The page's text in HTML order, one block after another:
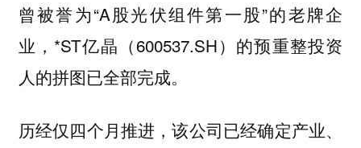
曾被誉为“A股光伏组件第一股”的老牌企
业，*ST亿晶（600537.SH）的预重整投资
人的拼图已全部完成。
历经仅四个月推进，该公司已经确定产业、